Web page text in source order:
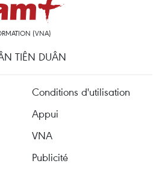
(VNA)
TIÊN DUÂN
Conditions d'utilisation
Appui
VNA
Publicité